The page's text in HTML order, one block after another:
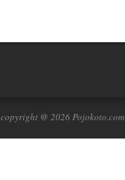
copyright @ 2026 Pojokoto.com